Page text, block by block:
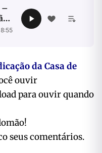
–
da Casa de
ouvir
para ouvir quando
seus comentários.